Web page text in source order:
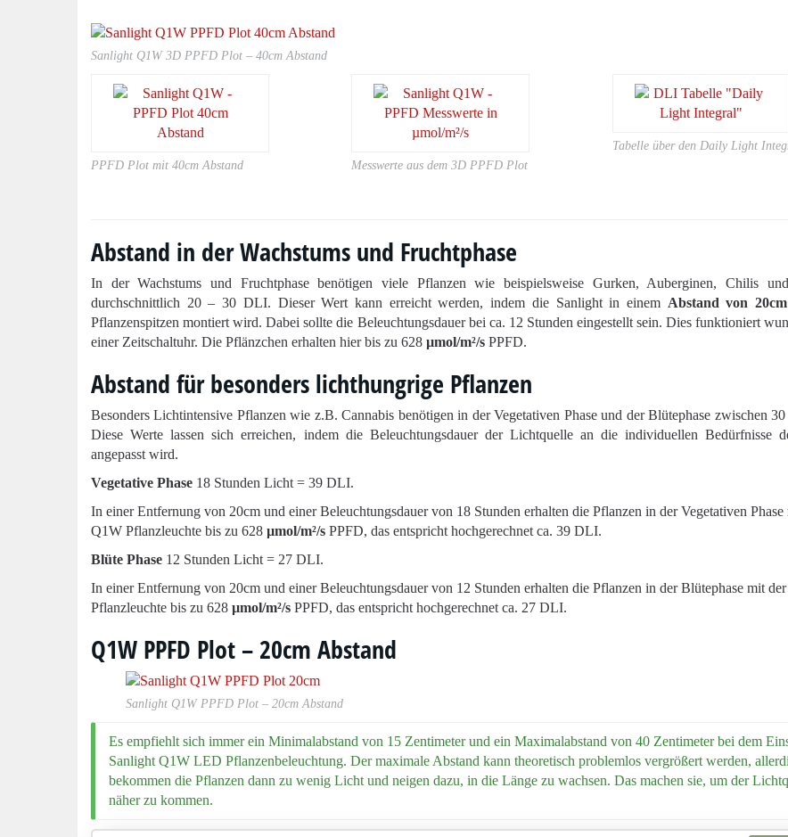
Sanlight Q1W 3D PPFD Plot – 40cm Abstand
PPFD Plot mit 40cm Abstand Messwerte aus dem 3D PPFD Plot
Tabelle über den Daily Light
Abstand in der Wachstums und Fruchtphase
In der Wachstums und Fruchtphase benötigen viele Pflanzen wie beispielsweise Gurken, Auberginen, Chilis
durchschnittlich 20 – 30 DLI. Dieser Wert kann erreicht werden, indem die Sanlight in einem Abstand von 20cm
Pflanzenspitzen montiert wird. Dabei sollte die Beleuchtungsdauer bei ca. 12 Stunden eingestellt sein. Dies funktioniert
einer Zeitschaltuhr. Die Pflänzchen erhalten hier bis zu 628 µmol/m²/s PPFD.
Abstand für besonders lichthungrige Pflanzen
Besonders Lichtintensive Pflanzen wie z.B. Cannabis benötigen in der Vegetativen Phase und der Blütephase zwischen
Diese Werte lassen sich erreichen, indem die Beleuchtungsdauer der Lichtquelle an die individuellen Bedürfnisse
angepasst wird.
Vegetative Phase 18 Stunden Licht = 39 DLI.
In einer Entfernung von 20cm und einer Beleuchtungsdauer von 18 Stunden erhalten die Pflanzen in der Vegetativen Phase
Q1W Pflanzleuchte bis zu 628 µmol/m²/s PPFD, das entspricht hochgerechnet ca. 39 DLI.
Blüte Phase 12 Stunden Licht = 27 DLI.
In einer Entfernung von 20cm und einer Beleuchtungsdauer von 12 Stunden erhalten die Pflanzen in der Blütephase mit
Pflanzleuchte bis zu 628 µmol/m²/s PPFD, das entspricht hochgerechnet ca. 27 DLI.
Q1W PPFD Plot – 20cm Abstand
Sanlight Q1W PPFD Plot – 20cm Abstand
Es empfiehlt sich immer ein Minimalabstand von 15 Zentimeter und ein Maximalabstand von 40 Zentimeter bei dem
Sanlight Q1W LED Pflanzenbeleuchtung. Der maximale Abstand kann theoretisch problemlos vergrößert werden,
bekommen die Pflanzen dann zu wenig Licht und neigen dazu, in die Länge zu wachsen. Das machen sie, um der
näher zu kommen.